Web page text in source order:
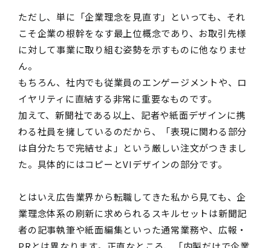
ただし、単に「企業理念を見直す」といっても、それ
こそ企業の根幹をなす最上位概念であり、お取引先様
に対して事業に取り組む姿勢を示すものに他なりませ
ん。
もちろん、社内でも従業員のエンゲージメントや、ロ
イヤリティに直結する非常に重要なものです。
加えて、新聞社である以上、記者や紙面デザインに携
わる社員を擁しているのだから、「表現に関わる部分
は自分たちで完結せよ」という厳しい注文がつきまし
た。具体的にはコピーとVIデザインの部分です。
とはいえ広告業界から転職してきた私から見ても、企
業理念体系の刷新に求められるスキルセットは新聞記
者の記事執筆や紙面編集といった通常業務や、広報・